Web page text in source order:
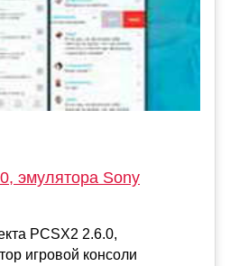
эмулятора Sony
PCSX2 2.6.0,
игровой консоли